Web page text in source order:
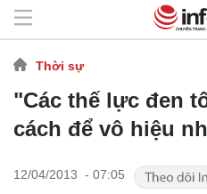
Thời sự
"Các thế lực đen
cách để vô hiệu
12/04/2013 - 07:05